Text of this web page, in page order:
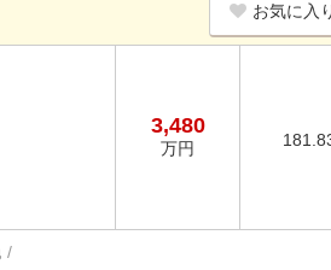
お気に入
3,480
万円